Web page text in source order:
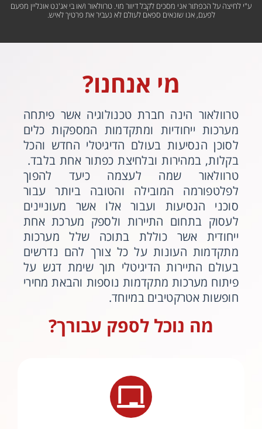
ע"י לחיצה על הכפתור אני מסכים לקבל דיוור מוי. טרוולאור ו/או בי אג'נט אונליין מפעם
לפעם, אנו שונאים ספאם לעולם לא נעביר את פרטיך לאיש.
מי אנחנו?
טרוולאור הינה חברת טכנולוגיה אשר פיתחה
מערכות ייחודיות ומתקדמות המספקות כלים
לסוכן הנסיעות בעולם הדיגיטלי החדש והכל
בקלות, במהירות ובלחיצת כפתור אחת בלבד.
טרוולאור שמה לעצמה כיעד להפוך
לפלטפורמה המובילה והטובה ביותר עבור
סוכני הנסיעות ועבור אלו אשר מעוניינים
לעסוק בתחום התיירות ולספק מערכת אחת
ייחודית אשר כוללת בתוכה שלל מערכות
מתקדמות העונות על כל צורך להם נדרשים
בעולם התיירות הדיגיטלי תוך שימת דגש על
פיתוח מערכות מתקדמות נוספות והבאת מחירי
חופשות אטרקטיבים במיוחד.
מה נוכל לספק עבורך?